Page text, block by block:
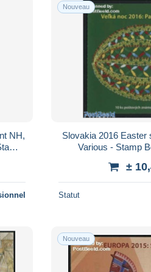
NH,
Nouveau
Slovakia 2016 Easter
Various - Stamp
±
Statut
Nouveau